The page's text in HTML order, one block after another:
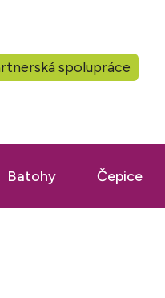
spolupráce
Batohy Čepice